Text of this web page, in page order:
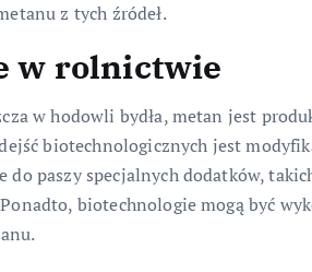
z tych źródeł.
w rolnictwie
w hodowli bydła, metan jest
biotechnologicznych jest
do paszy specjalnych dodatków,
biotechnologie mogą być